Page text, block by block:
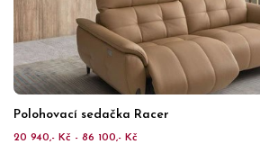
Polohovací sedačka Racer
20 940,- Kč - 86 100,- Kč